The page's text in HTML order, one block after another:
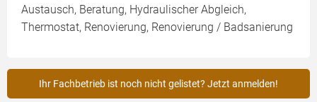
Austausch, Beratung, Hydraulischer Abgleich,
Thermostat, Renovierung, Renovierung / Badsanierung
Ihr Fachbetrieb ist noch nicht gelistet? Jetzt anmelden!